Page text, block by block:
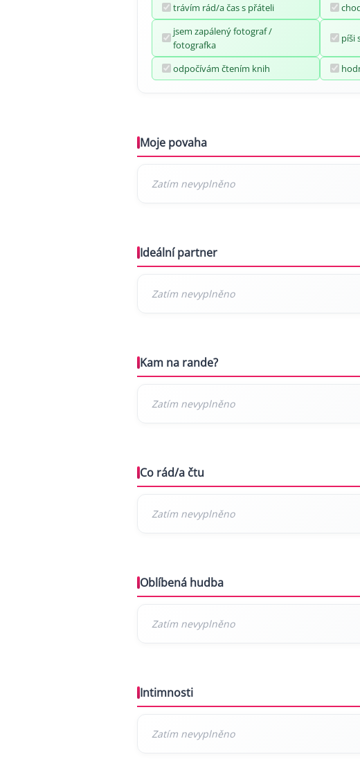
trávím rád/a čas s přáteli
jsem zapálený fotograf /
fotografka
píši
odpočívám čtením knih
Moje povaha
Ideální partner
Kam na rande?
Co rád/a čtu
Oblíbená hudba
Intimnosti